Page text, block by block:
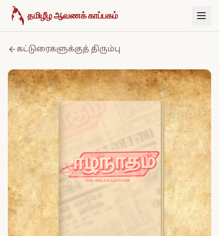
உள்ளடக்கத்திற்குச் செல்க
தமிழீழ ஆவணக் காப்பகம்
கட்டுரைகளுக்குத் திரும்பு